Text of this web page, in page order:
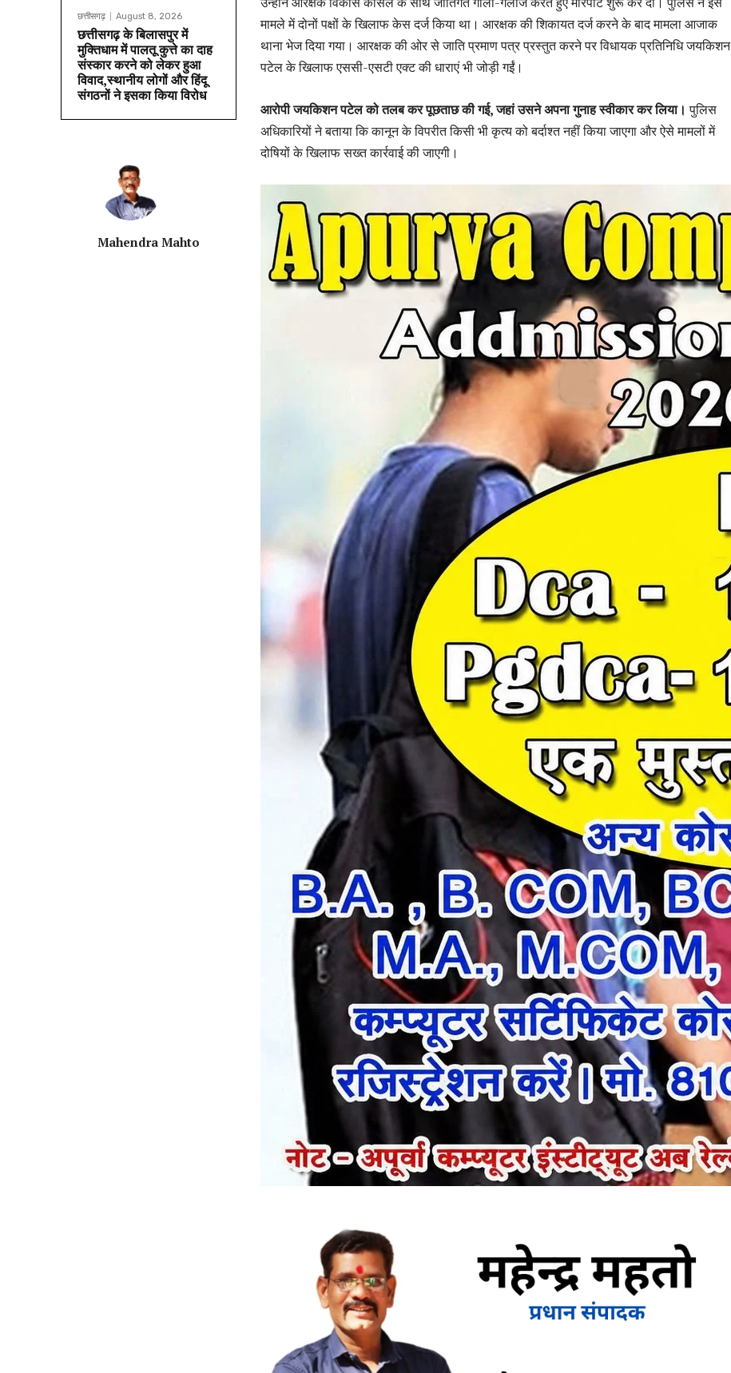
छत्तीसगढ़ August 8, 2026
छत्तीसगढ़ के बिलासपुर में
मुक्तिधाम में पालतू कुत्ते का दाह
संस्कार करने को लेकर हुआ
विवाद,स्थानीय लोगों और हिंदू
संगठनों ने इसका किया विरोध
Mahendra Mahto
मामले में दोनों पक्षों के खिलाफ केस दर्ज किया था। आरक्षक की शिकायत दर्ज करने के बाद मामला आजाक
थाना भेज दिया गया। आरक्षक की ओर से जाति प्रमाण पत्र प्रस्तुत करने पर विधायक प्रतिनिधि जयकिशन
पटेल के खिलाफ एससी-एसटी एक्ट की धाराएं भी जोड़ी गईं।
आरोपी जयकिशन पटेल को तलब कर पूछताछ की गई, जहां उसने अपना गुनाह स्वीकार कर लिया। पुलिस
अधिकारियों ने बताया कि कानून के विपरीत किसी भी कृत्य को बर्दाश्त नहीं किया जाएगा और ऐसे मामलों में
दोषियों के खिलाफ सख्त कार्रवाई की जाएगी।